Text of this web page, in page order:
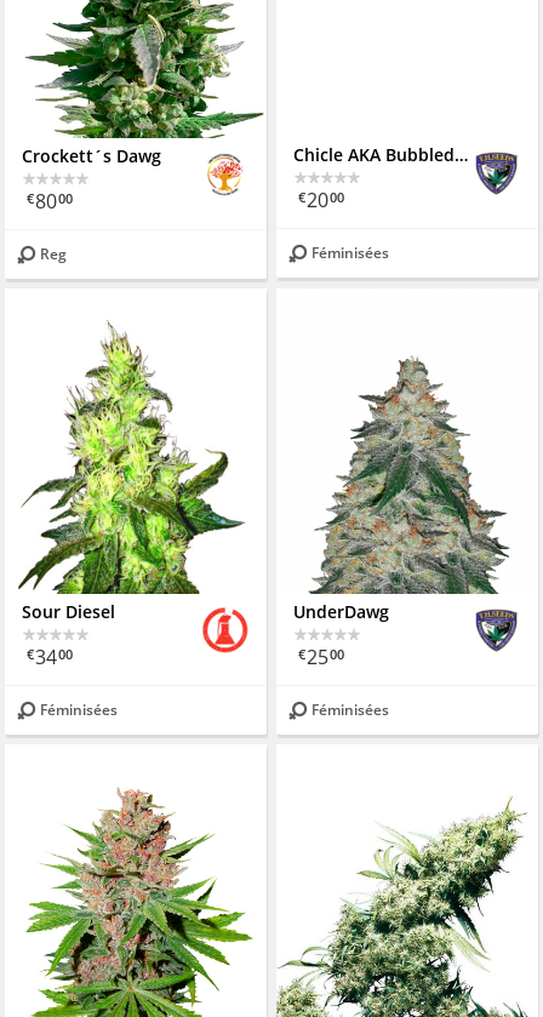
Crockett´s Dawg
€8000
Reg
Chicle AKA Bubbledawg
€2000
Féminisées
Sour Diesel
€3400
Féminisées
UnderDawg
€2500
Féminisées